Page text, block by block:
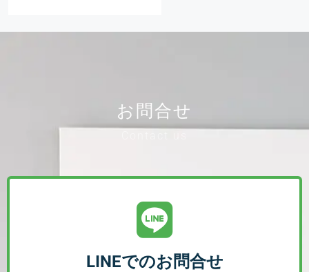
お問合せ
LINEでのお問合せ